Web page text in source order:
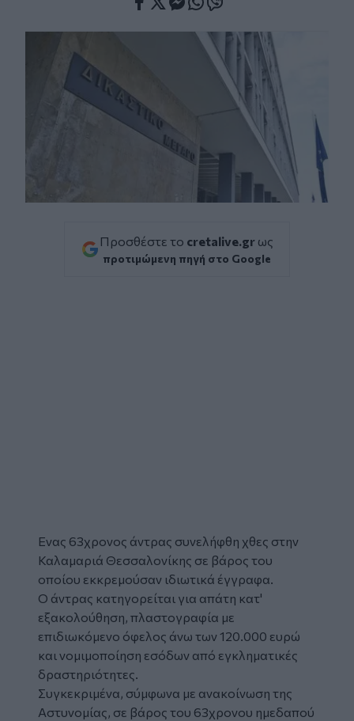
Προσθέστε το cretalive.gr ως
προτιμώμενη πηγή στο Google
Ενας 63χρονος άντρας συνελήφθη χθες στην
Καλαμαριά Θεσσαλονίκης σε βάρος του
οποίου εκκρεμούσαν ιδιωτικά έγγραφα.
Ο άντρας κατηγορείται για απάτη κατ'
εξακολούθηση, πλαστογραφία με
επιδιωκόμενο όφελος άνω των 120.000 ευρώ
και νομιμοποίηση εσόδων από εγκληματικές
δραστηριότητες.
Συγκεκριμένα, σύμφωνα με ανακοίνωση της
Αστυνομίας, σε βάρος του 63χρονου ημεδαπού